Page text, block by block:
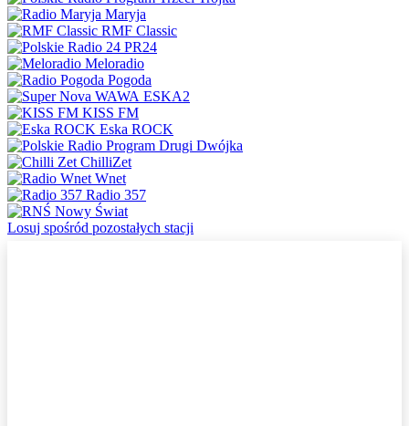
Maryja
RMF Classic
PR24
Meloradio
Pogoda
ESKA2
KISS FM
Eska ROCK
Dwójka
ChilliZet
Wnet
Radio 357
Nowy Świat
Losuj spośród pozostałych stacji